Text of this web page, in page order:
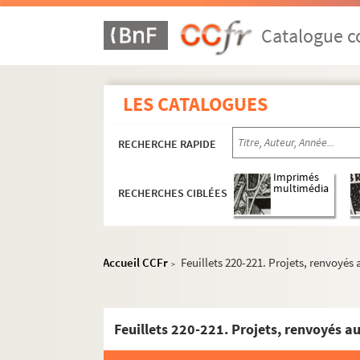
Catalogue
LES CATALOGUES
RECHERCHE RAPIDE
RECHERCHES CIBLÉES
Imprimés
multimédia
Accueil CCFr > Feuillets 220-221. Projets,
Feuillets 220-221. Projets, renvoyés